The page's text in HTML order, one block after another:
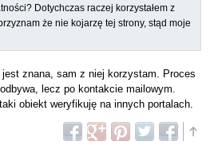
Dotychczas raczej korzystałem z
że nie kojarzę tej strony, stąd moje
znana, sam z niej korzystam. Proces
lecz po kontakcie mailowym.
obiekt weryfikuję na innych portalach.